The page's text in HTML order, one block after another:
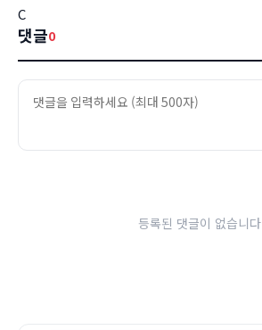
C
댓글0
등록된 댓글이 없습니다